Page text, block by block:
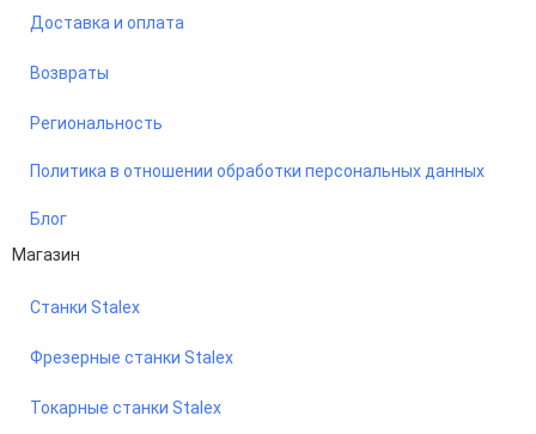
Доставка и оплата
Возвраты
Региональность
Политика в отношении обработки персональных данных
Блог
Магазин
Станки Stalex
Фрезерные станки Stalex
Токарные станки Stalex